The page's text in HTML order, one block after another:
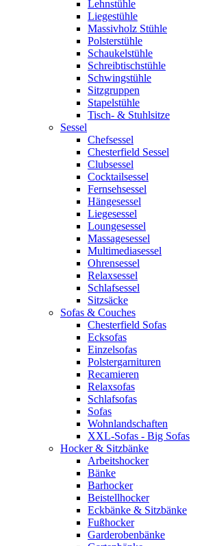
Lehnstühle
Liegestühle
Massivholz Stühle
Polsterstühle
Schaukelstühle
Schreibtischstühle
Schwingstühle
Sitzgruppen
Stapelstühle
Tisch- & Stuhlsitze
Sessel
Chefsessel
Chesterfield Sessel
Clubsessel
Cocktailsessel
Fernsehsessel
Hängesessel
Liegesessel
Loungesessel
Massagesessel
Multimediasessel
Ohrensessel
Relaxsessel
Schlafsessel
Sitzsäcke
Sofas & Couches
Chesterfield Sofas
Ecksofas
Einzelsofas
Polstergarnituren
Recamieren
Relaxsofas
Schlafsofas
Sofas
Wohnlandschaften
XXL-Sofas - Big Sofas
Hocker & Sitzbänke
Arbeitshocker
Bänke
Barhocker
Beistellhocker
Eckbänke & Sitzbänke
Fußhocker
Garderobenbänke